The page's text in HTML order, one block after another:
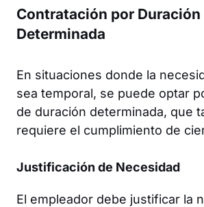
Contratación por Duración
Determinada
En situaciones donde la
sea temporal, se puede optar
de duración determinada, que
requiere el cumplimiento de
Justificación de Necesidad
El empleador debe justificar la